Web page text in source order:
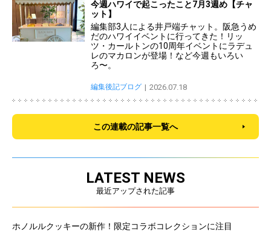
今週ハワイで起こったこと7月3週め【チャ
ット】
編集部3人による井戸端チャット。阪急うめ
だのハワイイベントに行ってきた！リッ
ツ・カールトンの10周年イベントにラデュ
レのマカロンが登場！など今週もいろい
ろ〜。
編集後記ブログ 2026.07.18
この連載の記事一覧へ
LATEST NEWS
最近アップされた記事
ホノルルクッキーの新作！限定コラボコレクションに注目